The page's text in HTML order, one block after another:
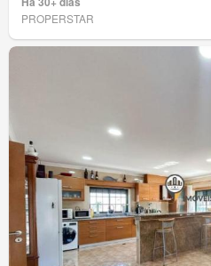
PROPERSTAR